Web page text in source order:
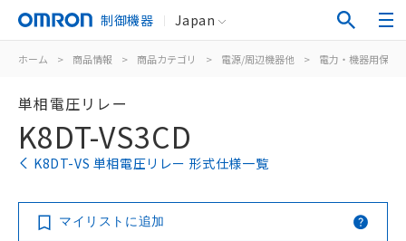
制御機器 Japan
ホーム > 商品情報 > 商品カテゴリ > 電源/周辺機器他 > 電力・機器用保護
単相電圧リレー
K8DT-VS3CD
K8DT-VS 単相電圧リレー 形式仕様一覧
マイリストに追加